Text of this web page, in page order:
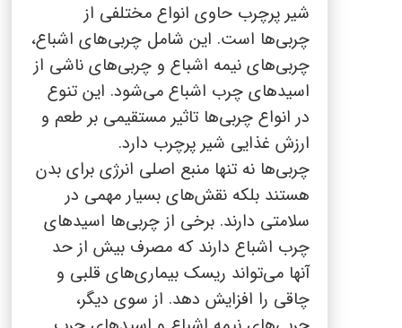
شیر پرچرب حاوی انواع مختلفی از
چربی‌ها است. این شامل چربی‌های اشباع،
چربی‌های نیمه اشباع و چربی‌های ناشی از
اسیدهای چرب اشباع می‌شود. این تنوع
در انواع چربی‌ها تاثیر مستقیمی بر طعم و
ارزش غذایی شیر پرچرب دارد.
چربی‌ها نه تنها منبع اصلی انرژی برای بدن
هستند بلکه نقش‌های بسیار مهمی در
سلامتی دارند. برخی از چربی‌ها اسیدهای
چرب اشباع دارند که مصرف بیش از حد
آنها می‌تواند ریسک بیماری‌های قلبی و
چاقی را افزایش دهد. از سوی دیگر،